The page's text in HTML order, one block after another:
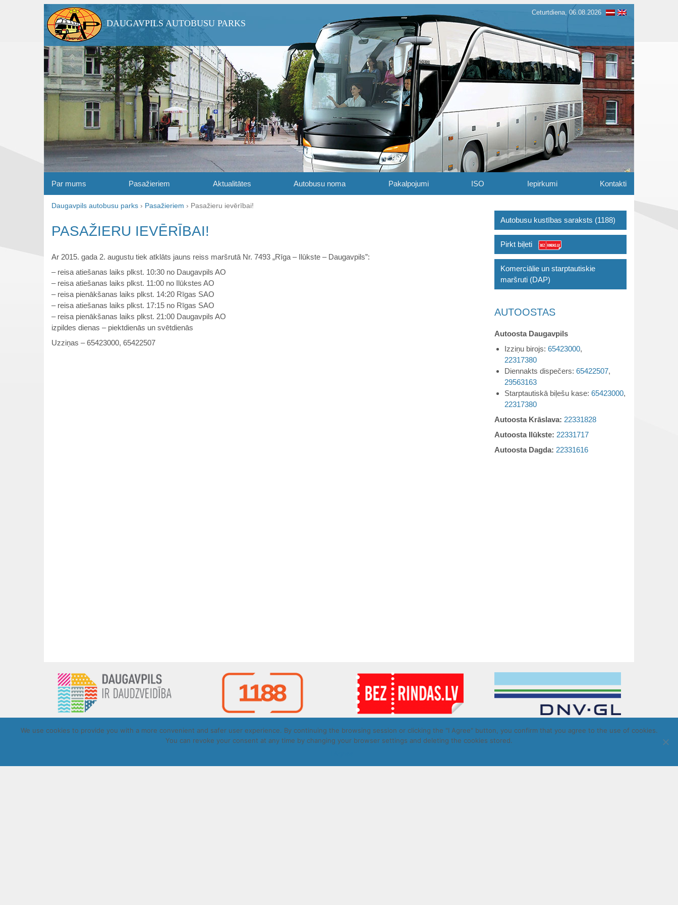
Ceturtdiena, 06.08.2026
DAUGAVPILS AUTOBUSU PARKS
Par mums Pasažieriem Aktualitātes Autobusu noma Pakalpojumi ISO Iepirkumi Kontakti
Daugavpils autobusu parks › Pasažieriem › Pasažieru ievērībai!
PASAŽIERU IEVĒRĪBAI!
Ar 2015. gada 2. augustu tiek atklāts jauns reiss maršrutā Nr. 7493 „Rīga – Ilūkste – Daugavpils”:
– reisa atiešanas laiks plkst. 10:30 no Daugavpils AO
– reisa atiešanas laiks plkst. 11:00 no Ilūkstes AO
– reisa pienākšanas laiks plkst. 14:20 Rīgas SAO
– reisa atiešanas laiks plkst. 17:15 no Rīgas SAO
– reisa pienākšanas laiks plkst. 21:00 Daugavpils AO
izpildes dienas – piektdienās un svētdienās
Uzziņas – 65423000, 65422507
Autobusu kustības saraksts (1188)
Pirkt biļeti
Komerciālie un starptautiskie
maršruti (DAP)
AUTOOSTAS
Autoosta Daugavpils
Izziņu birojs: 65423000,
22317380
Diennakts dispečers: 65422507,
29563163
Starptautiskā biļešu kase: 65423000,
22317380
Autoosta Krāslava: 22331828
Autoosta Ilūkste: 22331717
Autoosta Dagda: 22331616
Copyright © Daugavpils autobusu parks 2026. All rights reserved. Design by LatInSoft.
We use cookies to provide you with a more convenient and safer user experience. By continuing the browsing session or clicking the "I Agree" button, you confirm that you agree to the use of cookies.
You can revoke your consent at any time by changing your browser settings and deleting the cookies stored.